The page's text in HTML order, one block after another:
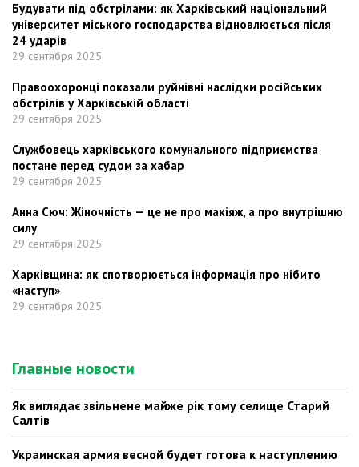
Будувати під обстрілами: як Харківський національний
університет міського господарства відновлюється після
24 ударів
29 сентября 2025
Правоохоронці показали руйнівні наслідки російських
обстрілів у Харківській області
29 сентября 2025
Службовець харківського комунального підприємства
постане перед судом за хабар
29 сентября 2025
Анна Сюч: Жіночність — це не про макіяж, а про внутрішню
силу
29 сентября 2025
Харківщина: як спотворюється інформація про нібито
«наступ»
29 сентября 2025
Главные новости
Як виглядає звільнене майже рік тому селище Старий
Салтів
Украинская армия весной будет готова к наступлению